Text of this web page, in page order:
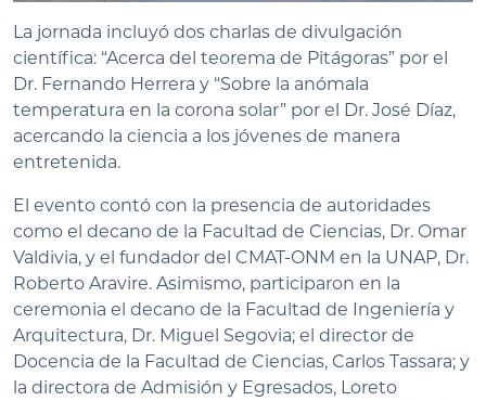
La jornada incluyó dos charlas de divulgación
científica: “Acerca del teorema de Pitágoras” por el
Dr. Fernando Herrera y “Sobre la anómala
temperatura en la corona solar” por el Dr. José Díaz,
acercando la ciencia a los jóvenes de manera
entretenida.
El evento contó con la presencia de autoridades
como el decano de la Facultad de Ciencias, Dr. Omar
Valdivia, y el fundador del CMAT-ONM en la UNAP, Dr.
Roberto Aravire. Asimismo, participaron en la
ceremonia el decano de la Facultad de Ingeniería y
Arquitectura, Dr. Miguel Segovia; el director de
Docencia de la Facultad de Ciencias, Carlos Tassara; y
la directora de Admisión y Egresados, Loreto